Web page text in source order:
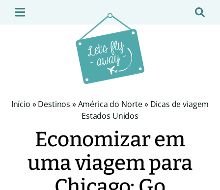
Início »Destinos »América do Norte» Dicas de viagem
Estados Unidos
Economizar em
uma viagem para